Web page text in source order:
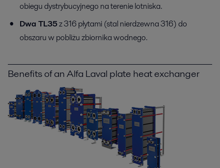
obiegu dystrybucyjnego na terenie lotniska.
Dwa TL35z 316 płytami (stal nierdzewna 316) do
obszaru w pobliżu zbiornika wodnego.
Benefits of an Alfa Laval plate heat exchanger